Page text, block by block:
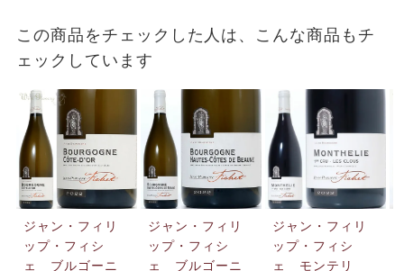
この商品をチェックした人は、こんな商品もチ
ェックしています
ジャン・フィリ
ップ・フィシ
ェ ブルゴーニ
ジャン・フィリ
ップ・フィシ
ェ ブルゴーニ
ジャン・フィリ
ップ・フィシ
ェ モンテリ